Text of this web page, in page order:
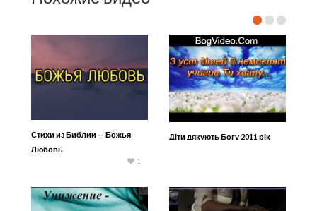
Стихи из Библии — Божья
Любовь
1
Діти дякують Богу 2011 рік